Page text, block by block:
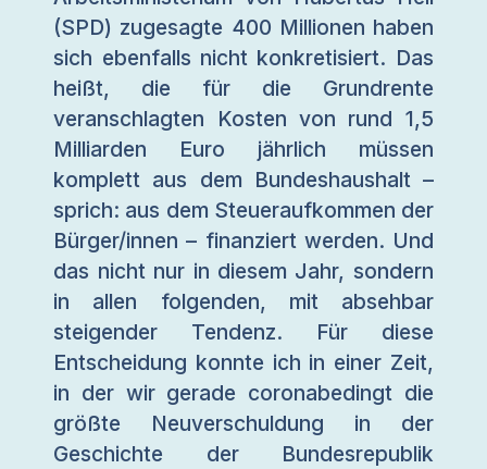
(SPD) zugesagte 400 Millionen haben
sich ebenfalls nicht konkretisiert. Das
heißt, die für die Grundrente
veranschlagten Kosten von rund 1,5
Milliarden Euro jährlich müssen
komplett aus dem Bundeshaushalt –
sprich: aus dem Steueraufkommen der
Bürger/innen – finanziert werden. Und
das nicht nur in diesem Jahr, sondern
in allen folgenden, mit absehbar
steigender Tendenz. Für diese
Entscheidung konnte ich in einer Zeit,
in der wir gerade coronabedingt die
größte Neuverschuldung in der
Geschichte der Bundesrepublik